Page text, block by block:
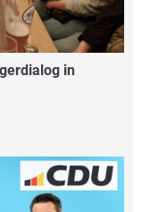
in